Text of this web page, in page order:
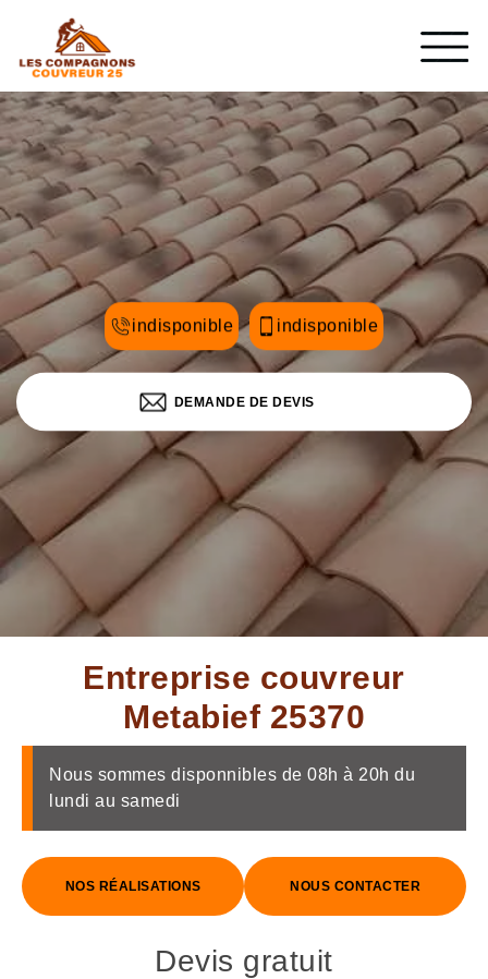
indisponible indisponible
DEMANDE DE DEVIS
Entreprise couvreur
Metabief 25370
Nous sommes disponnibles de 08h à 20h du
lundi au samedi
NOS RÉALISATIONS NOUS CONTACTER
Devis gratuit